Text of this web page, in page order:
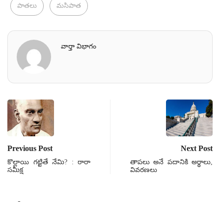
పాతలు మసిపాత
వార్తా విభాగం
Previous Post
కొల్లాయి గట్టితే నేమి? : రారా
సమీక్ష
Next Post
తాపలు అనే పదానికి అర్థాలు,
వివరణలు